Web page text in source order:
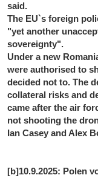
said.
The EU`s foreign
"yet another
sovereignty".
Under a new
were authorised to
decided not to. The
collateral risks and
came after the air
not shooting the
Ian Casey and Alex
[b]10.9.2025: Polen